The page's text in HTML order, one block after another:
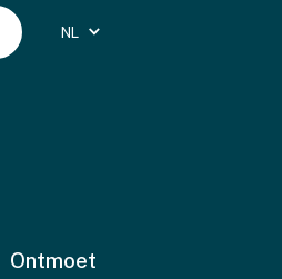
NL
Ontmoet